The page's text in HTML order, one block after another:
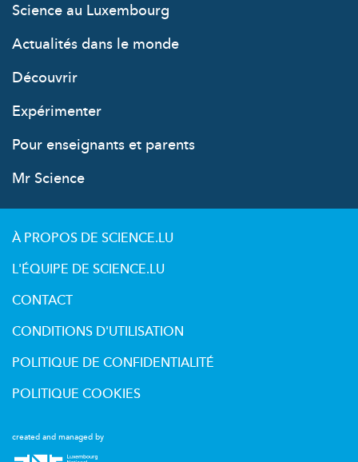
Science au Luxembourg
Actualités dans le monde
Découvrir
Expérimenter
Pour enseignants et parents
Mr Science
created and managed by
À PROPOS DE SCIENCE.LU
L'ÉQUIPE DE SCIENCE.LU
CONTACT
CONDITIONS D'UTILISATION
POLITIQUE DE CONFIDENTIALITÉ
POLITIQUE COOKIES